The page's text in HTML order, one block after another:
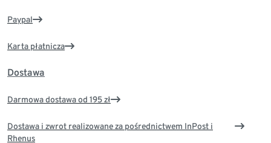
Paypal
Karta płatnicza
Dostawa
Darmowa dostawa od 195 zł
Dostawa i zwrot realizowane za pośrednictwem InPost i
Rhenus